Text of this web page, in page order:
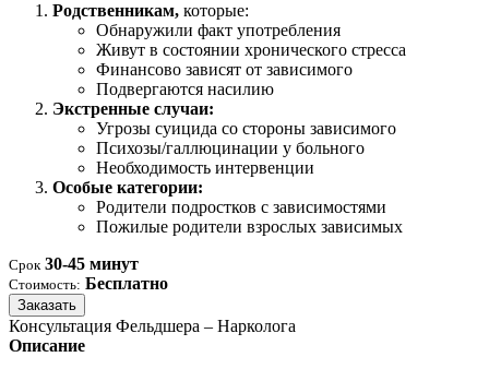
Родственникам, которые:
Обнаружили факт употребления
Живут в состоянии хронического стресса
Финансово зависят от зависимого
Подвергаются насилию
Экстренные случаи:
Угрозы суицида со стороны зависимого
Психозы/галлюцинации у больного
Необходимость интервенции
Особые категории:
Родители подростков с зависимостями
Пожилые родители взрослых зависимых
Срок 30-45 минут
Стоимость: Бесплатно
Заказать
Консультация Фельдшера – Нарколога
Описание